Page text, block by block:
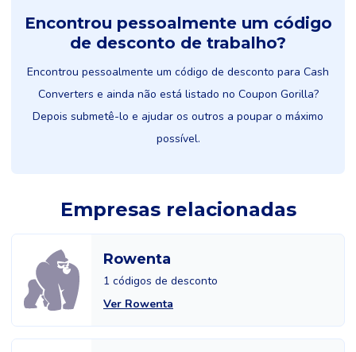
Encontrou pessoalmente um código
de desconto de trabalho?
Encontrou pessoalmente um código de desconto para Cash
Converters e ainda não está listado no Coupon Gorilla?
Depois submetê-lo e ajudar os outros a poupar o máximo
possível.
Empresas relacionadas
Rowenta
1 códigos de desconto
Ver Rowenta